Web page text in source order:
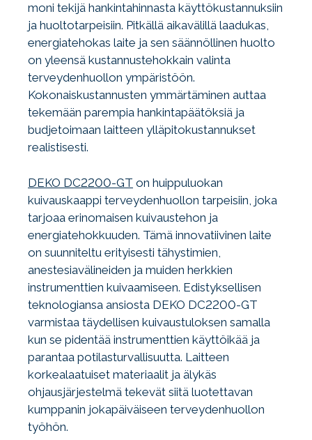
moni tekijä hankintahinnasta käyttökustannuksiin
ja huoltotarpeisiin. Pitkällä aikavälillä laadukas,
energiatehokas laite ja sen säännöllinen huolto
on yleensä kustannustehokkain valinta
terveydenhuollon ympäristöön.
Kokonaiskustannusten ymmärtäminen auttaa
tekemään parempia hankintapäätöksiä ja
budjetoimaan laitteen ylläpitokustannukset
realistisesti.
DEKO DC2200-GT on huippuluokan
kuivauskaappi terveydenhuollon tarpeisiin, joka
tarjoaa erinomaisen kuivaustehon ja
energiatehokkuuden. Tämä innovatiivinen laite
on suunniteltu erityisesti tähystimien,
anestesiavälineiden ja muiden herkkien
instrumenttien kuivaamiseen. Edistyksellisen
teknologiansa ansiosta DEKO DC2200-GT
varmistaa täydellisen kuivaustuloksen samalla
kun se pidentää instrumenttien käyttöikää ja
parantaa potilasturvallisuutta. Laitteen
korkealaatuiset materiaalit ja älykäs
ohjausjärjestelmä tekevät siitä luotettavan
kumppanin jokapäiväiseen terveydenhuollon
työhön.